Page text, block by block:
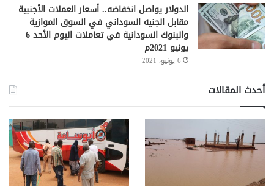
الدولار يواصل انخفاضه.. أسعار العملات الأجنبية
مقابل الجنيه السوداني في السوق الموازية
والبنوك السودانية في تعاملات اليوم الأحد 6
يونيو 2021م
6 يونيو، 2021
أحدث المقالات